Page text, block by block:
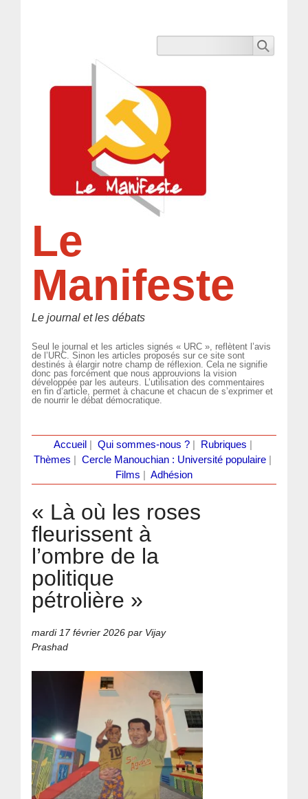
Le
Manifeste
Le journal et les débats
Seul le journal et les articles signés « URC », reflètent l’avis
de l’URC. Sinon les articles proposés sur ce site sont
destinés à élargir notre champ de réflexion. Cela ne signifie
donc pas forcément que nous approuvions la vision
développée par les auteurs. L’utilisation des commentaires
en fin d’article, permet à chacune et chacun de s’exprimer et
de nourrir le débat démocratique.
Accueil Qui sommes-nous ?| Rubriques
Thèmes
Cercle Manouchian : Université populaire
Films
Adhésion
« Là où les roses
fleurissent à
l’ombre de la
politique
pétrolière »
mardi 17 février 2026 par Vijay
Prashad